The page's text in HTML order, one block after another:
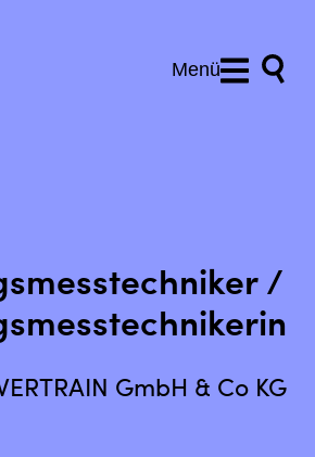
Menü
/
GmbH & Co KG